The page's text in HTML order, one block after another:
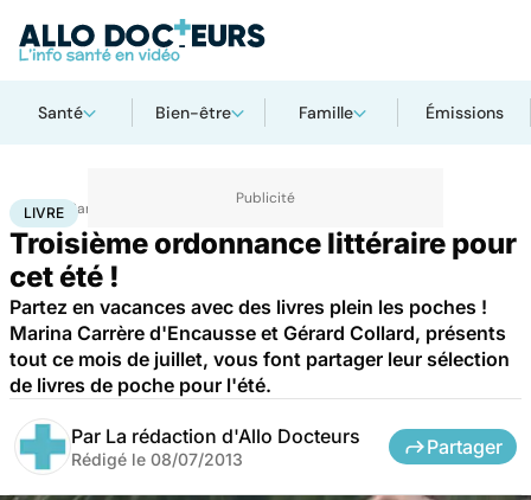
Santé Bien-être Famille Émissions
Accueil Santé
LIVRE
Troisième ordonnance littéraire pour
cet été !
Partez en vacances avec des livres plein les poches !
Marina Carrère d'Encausse et Gérard Collard, présents
tout ce mois de juillet, vous font partager leur sélection
de livres de poche pour l'été.
Par La rédaction d'Allo Docteurs
Rédigé le 08/07/2013
Partager